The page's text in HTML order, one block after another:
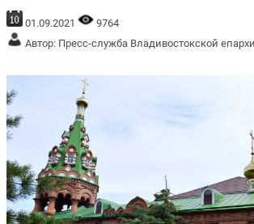
01.09.2021
9764
Автор: Пресс-служба Владивостокской